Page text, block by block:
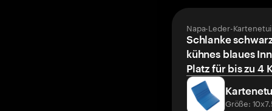
Napa-Leder-
Schlanke
kühnes blaues
Platz für bis zu 4
Größe: